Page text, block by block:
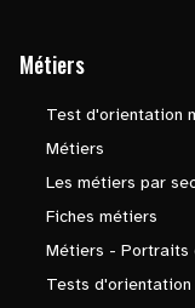
Métiers
Test d'orientation
Métiers
Les métiers par
Fiches métiers
Métiers - Portraits
Tests